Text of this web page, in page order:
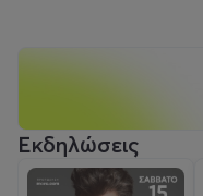
Εκδηλώσεις